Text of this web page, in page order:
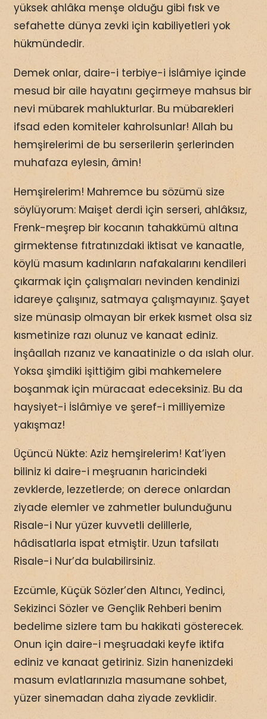
yüksek ahlâka menşe olduğu gibi fısk ve
sefahette dünya zevki için kabiliyetleri yok
hükmündedir.
Demek onlar, daire-i terbiye-i İslâmiye içinde
mesud bir aile hayatını geçirmeye mahsus bir
nevi mübarek mahlukturlar. Bu mübarekleri
ifsad eden komiteler kahrolsunlar! Allah bu
hemşirelerimi de bu serserilerin şerlerinden
muhafaza eylesin, âmin!
Hemşirelerim! Mahremce bu sözümü size
söylüyorum: Maişet derdi için serseri, ahlâksız,
Frenk-meşrep bir kocanın tahakkümü altına
girmektense fıtratınızdaki iktisat ve kanaatle,
köylü masum kadınların nafakalarını kendileri
çıkarmak için çalışmaları nevinden kendinizi
idareye çalışınız, satmaya çalışmayınız. Şayet
size münasip olmayan bir erkek kısmet olsa siz
kısmetinize razı olunuz ve kanaat ediniz.
İnşâallah rızanız ve kanaatinizle o da ıslah olur.
Yoksa şimdiki işittiğim gibi mahkemelere
boşanmak için müracaat edeceksiniz. Bu da
haysiyet-i İslâmiye ve şeref-i milliyemize
yakışmaz!
Üçüncü Nükte: Aziz hemşirelerim! Kat’iyen
biliniz ki daire-i meşruanın haricindeki
zevklerde, lezzetlerde; on derece onlardan
ziyade elemler ve zahmetler bulunduğunu
Risale-i Nur yüzer kuvvetli delillerle,
hâdisatlarla ispat etmiştir. Uzun tafsilatı
Risale-i Nur’da bulabilirsiniz.
Ezcümle, Küçük Sözler’den Altıncı, Yedinci,
Sekizinci Sözler ve Gençlik Rehberi benim
bedelime sizlere tam bu hakikati gösterecek.
Onun için daire-i meşruadaki keyfe iktifa
ediniz ve kanaat getiriniz. Sizin hanenizdeki
masum evlatlarınızla masumane sohbet,
yüzer sinemadan daha ziyade zevklidir.